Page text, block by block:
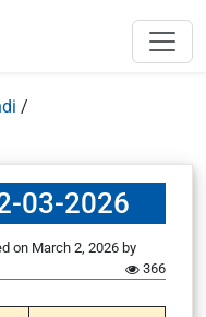
/
03-2026
on March 2, 2026 by
366